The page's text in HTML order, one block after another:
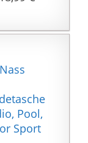
ein
Pool,
Sport